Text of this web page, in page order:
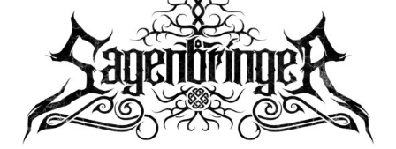
Jobs
Tickets & Merch
Spotify